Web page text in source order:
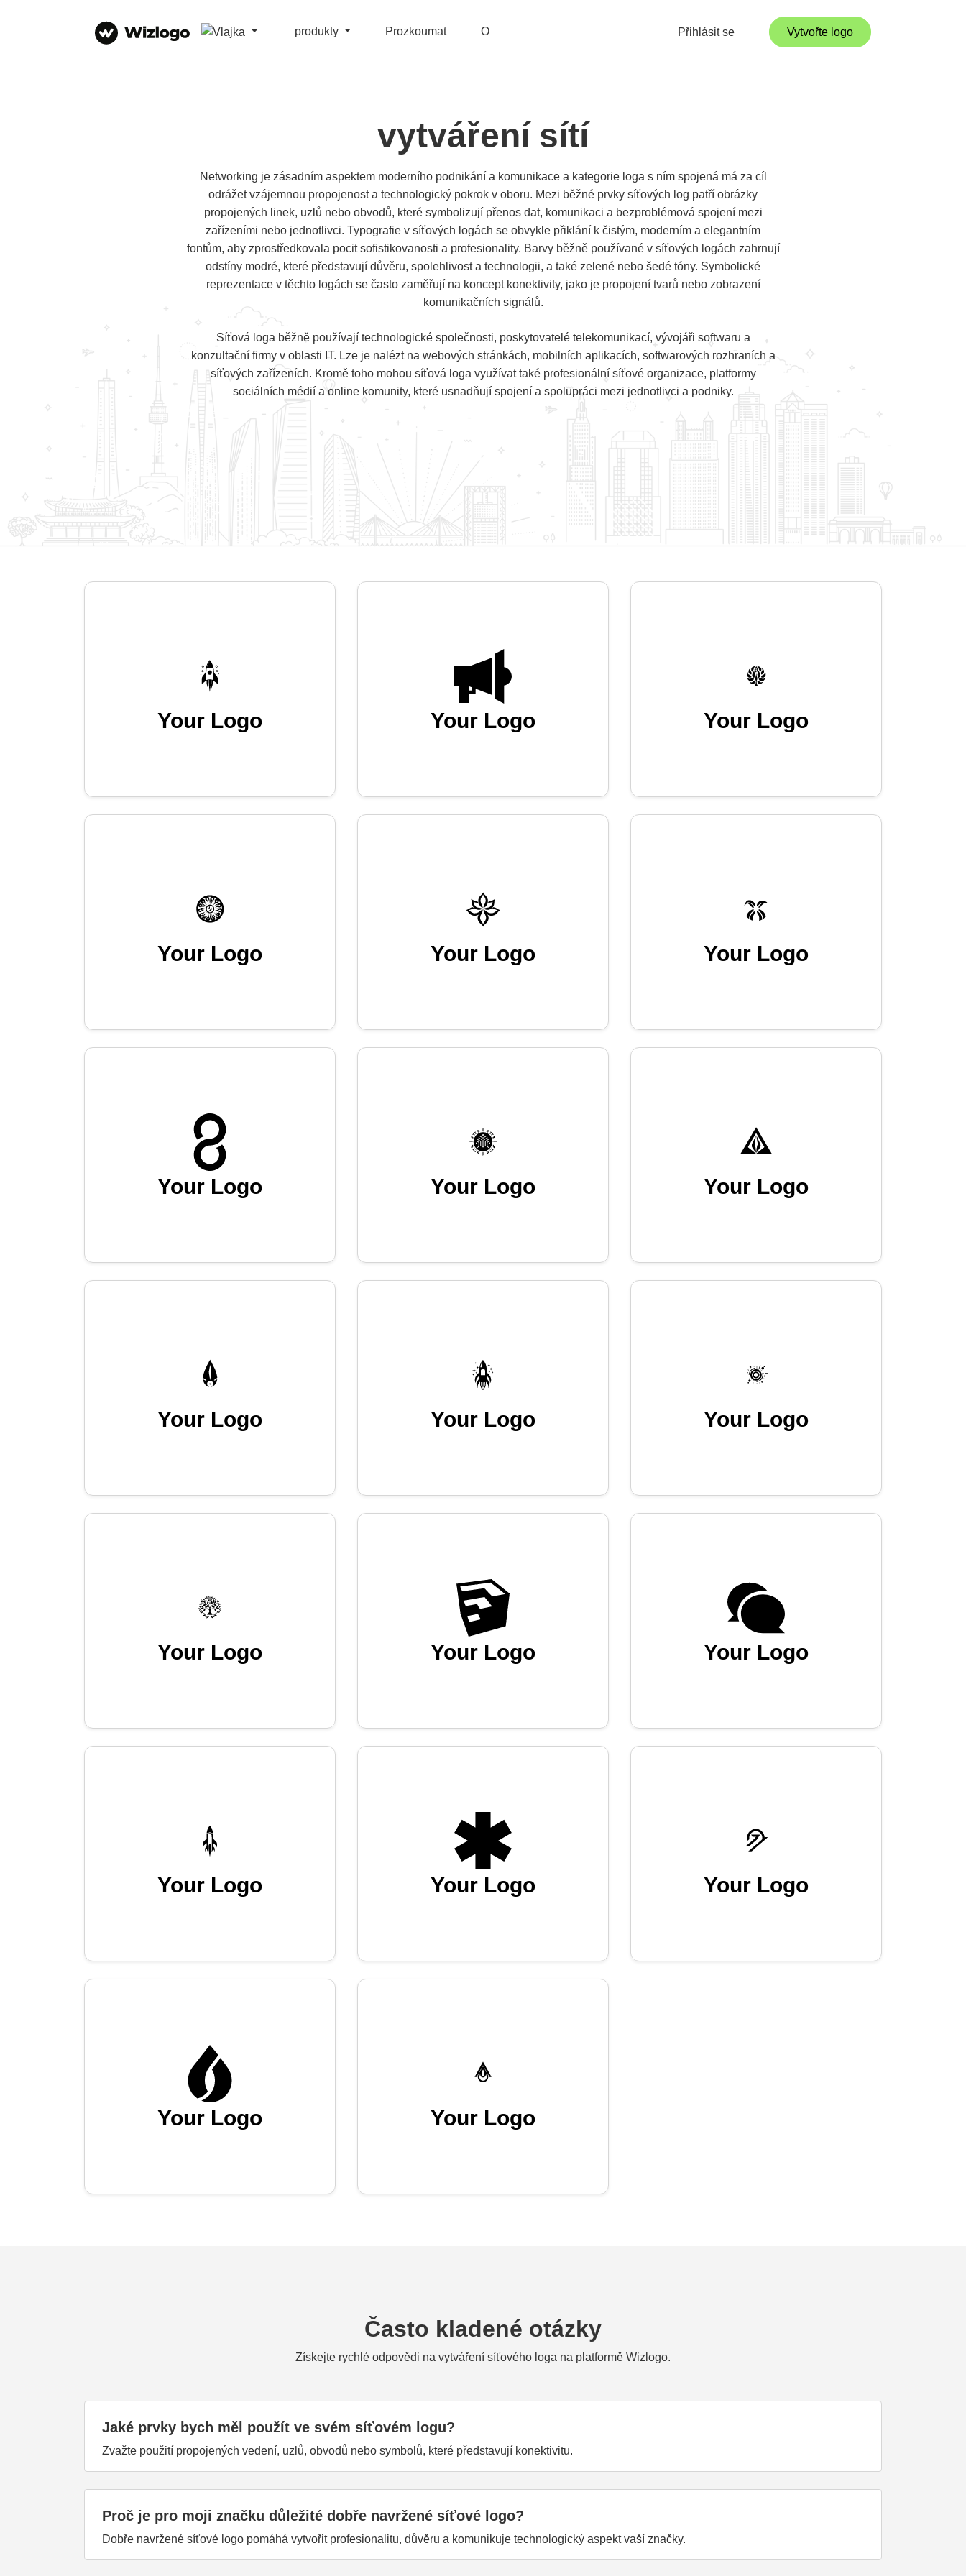
produkty Prozkoumat O Přihlásit se Vytvořte logo
vytváření sítí
Networking je zásadním aspektem moderního podnikání a komunikace a kategorie loga s ním spojená má za cíl
odrážet vzájemnou propojenost a technologický pokrok v oboru. Mezi běžné prvky síťových log patří obrázky
propojených linek, uzlů nebo obvodů, které symbolizují přenos dat, komunikaci a bezproblémová spojení mezi
zařízeními nebo jednotlivci. Typografie v síťových logách se obvykle přiklání k čistým, moderním a elegantním
fontům, aby zprostředkovala pocit sofistikovanosti a profesionality. Barvy běžně používané v síťových logách zahrnují
odstíny modré, které představují důvěru, spolehlivost a technologii, a také zelené nebo šedé tóny. Symbolické
reprezentace v těchto logách se často zaměřují na koncept konektivity, jako je propojení tvarů nebo zobrazení
komunikačních signálů.
Síťová loga běžně používají technologické společnosti, poskytovatelé telekomunikací, vývojáři softwaru a
konzultační firmy v oblasti IT. Lze je nalézt na webových stránkách, mobilních aplikacích, softwarových rozhraních a
síťových zařízeních. Kromě toho mohou síťová loga využívat také profesionální síťové organizace, platformy
sociálních médií a online komunity, které usnadňují spojení a spolupráci mezi jednotlivci a podniky.
Your Logo Your Logo Your Logo
Your Logo Your Logo Your Logo
Your Logo Your Logo Your Logo
Your Logo Your Logo Your Logo
Your Logo Your Logo Your Logo
Your Logo Your Logo Your Logo
Your Logo Your Logo
Často kladené otázky
Získejte rychlé odpovědi na vytváření síťového loga na platformě Wizlogo.
Jaké prvky bych měl použít ve svém síťovém logu?
Zvažte použití propojených vedení, uzlů, obvodů nebo symbolů, které představují konektivitu.
Proč je pro moji značku důležité dobře navržené síťové logo?
Dobře navržené síťové logo pomáhá vytvořit profesionalitu, důvěru a komunikuje technologický aspekt vaší značky.